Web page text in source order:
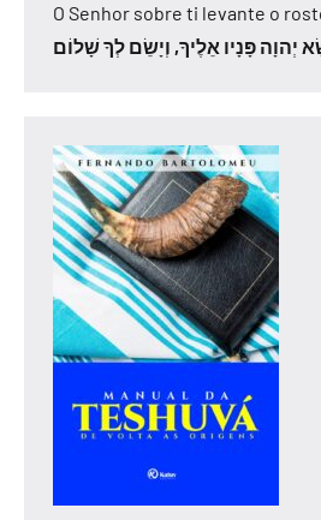
O Senhor sobre ti levante o
יְהוָה פָּנָיו אֵלֶיךָ, וְיָשֵׂם לְךָ שָׁלוֹם